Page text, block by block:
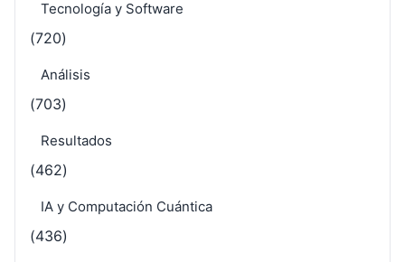
Tecnología y Software
(720)
Análisis
(703)
Resultados
(462)
IA y Computación Cuántica
(436)